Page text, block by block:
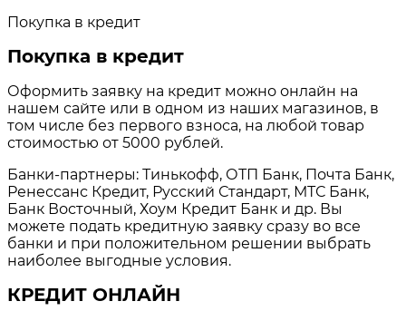
Покупка в кредит
Покупка в кредит
Оформить заявку на кредит можно онлайн на
нашем сайте или в одном из наших магазинов, в
том числе без первого взноса, на любой товар
стоимостью от 5000 рублей.
Банки-партнеры: Тинькофф, ОТП Банк, Почта Банк,
Ренессанс Кредит, Русский Стандарт, МТС Банк,
Банк Восточный, Хоум Кредит Банк и др. Вы
можете подать кредитную заявку сразу во все
банки и при положительном решении выбрать
наиболее выгодные условия.
КРЕДИТ ОНЛАЙН